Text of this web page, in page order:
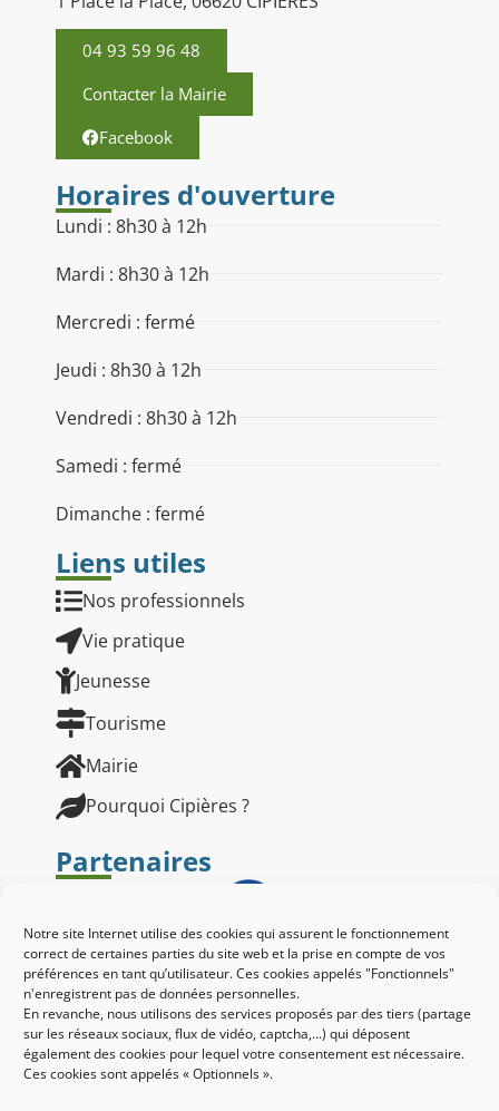
Notre site Internet utilise des cookies qui assurent le fonctionnement
correct de certaines parties du site web et la prise en compte de vos
préférences en tant qu’utilisateur. Ces cookies appelés "Fonctionnels"
n'enregistrent pas de données personnelles.
En revanche, nous utilisons des services proposés par des tiers (partage
sur les réseaux sociaux, flux de vidéo, captcha,...) qui déposent
également des cookies pour lequel votre consentement est nécessaire.
Ces cookies sont appelés « Optionnels ».
04 93 59 96 48
Contacter la Mairie
Facebook
Horaires d'ouverture
Lundi : 8h30 à 12h
Mardi : 8h30 à 12h
Mercredi : fermé
Jeudi : 8h30 à 12h
Vendredi : 8h30 à 12h
Samedi : fermé
Dimanche : fermé
Liens utiles
Nos professionnels
Vie pratique
Jeunesse
Tourisme
Mairie
Pourquoi Cipières ?
Partenaires